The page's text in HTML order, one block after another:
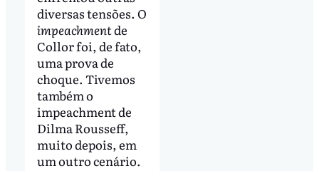
diversas tensões. O
impeachmentde
Collor foi, de fato,
uma prova de
choque. Tivemos
também o
impeachment de
Dilma Rousseff,
muito depois, em
um outro cenário.